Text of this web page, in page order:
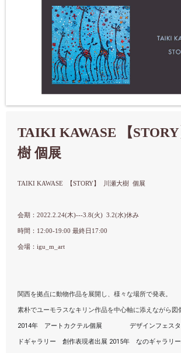
TAIKI KAWASE 【
樹 個展
TAIKI KAWASE 【STORY】 川瀬大樹 個展
会期： 2022.2.24(木)---3.8(火) 3.2(水)休み
時間：12:00-19:00 最終日17:00
会場：igu_m_art
関西を拠点に動物作品を展開し、様々な場所で発表。
素朴でユーモラスなキリン作品を中心軸に添えながら図
2014年　アートカクテル個展 　　　　デザインフェス
ドギャラリー　創作表現者出展 2015年　なのギャラリ